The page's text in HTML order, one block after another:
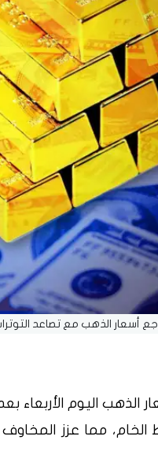
أسعار الذهب مع تصاعد
الذهب اليوم الأربعاء
الخام، مما عزز